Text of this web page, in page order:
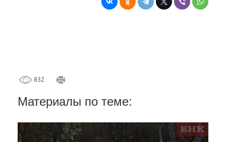
832
Материалы по теме: